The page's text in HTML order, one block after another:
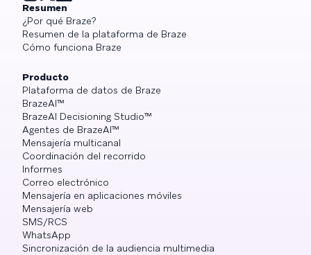
Resumen
¿Por qué Braze?
Resumen de la plataforma de Braze
Cómo funciona Braze
Producto
Plataforma de datos de Braze
BrazeAI™
BrazeAI Decisioning Studio™
Agentes de BrazeAI™
Mensajería multicanal
Coordinación del recorrido
Informes
Correo electrónico
Mensajería en aplicaciones móviles
Mensajería web
SMS/RCS
WhatsApp
Sincronización de la audiencia multimedia